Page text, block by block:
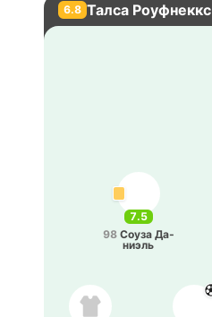
6.8 Талса Роуфнеккс
7.5
98 Соуза Да­
ниэль